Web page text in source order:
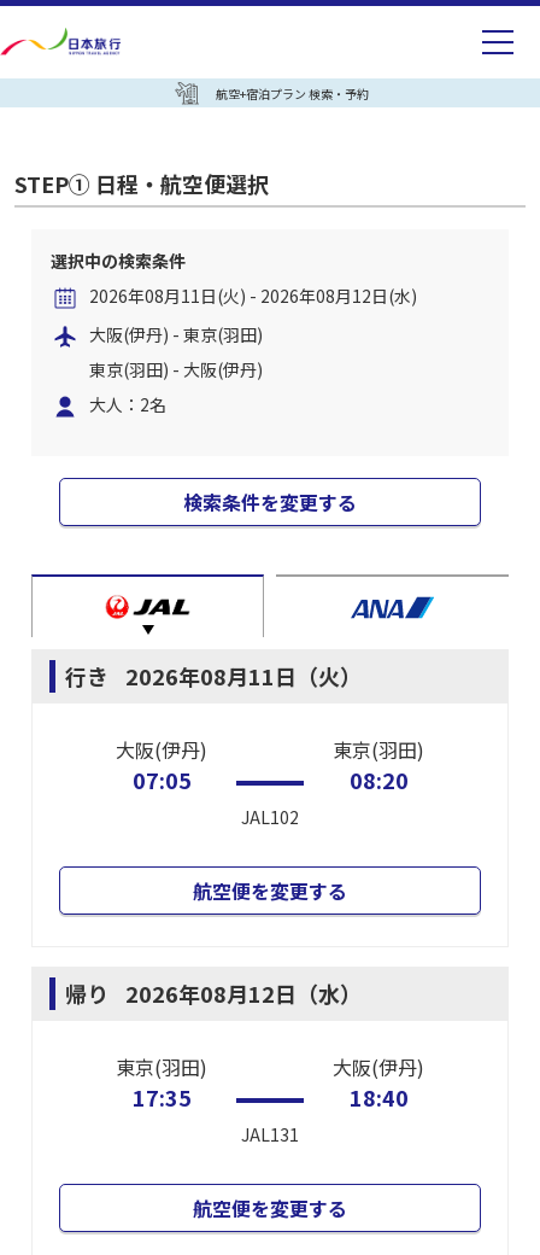
航空+宿泊プラン 検索・予約
STEP① 日程・航空便選択
選択中の検索条件
2026年08月11日(火) - 2026年08月12日(水)
大阪(伊丹) - 東京(羽田)
東京(羽田) - 大阪(伊丹)
大人：2名
検索条件を変更する
行き 2026年08月11日（火）
大阪(伊丹)
07:05
JAL102
東京(羽田)
08:20
航空便を変更する
帰り 2026年08月12日（水）
東京(羽田)
17:35
JAL131
大阪(伊丹)
18:40
航空便を変更する